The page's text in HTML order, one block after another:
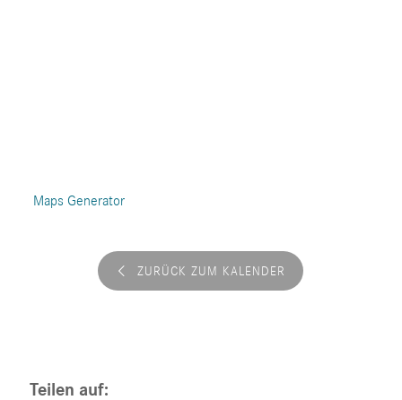
ZURÜCK ZUM KALENDER
Maps Generator
Teilen auf: